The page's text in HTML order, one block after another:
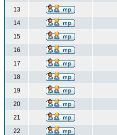
13
14
15
16
17
18
19
20
21
22